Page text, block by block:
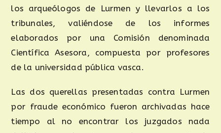
los arqueólogos de Lurmen y llevarlos a los
tribunales, valiéndose de los informes
elaborados por una Comisión denominada
Científica Asesora, compuesta por profesores
de la universidad pública vasca.
Las dos querellas presentadas contra Lurmen
por fraude económico fueron archivadas hace
tiempo al no encontrar los juzgados nada